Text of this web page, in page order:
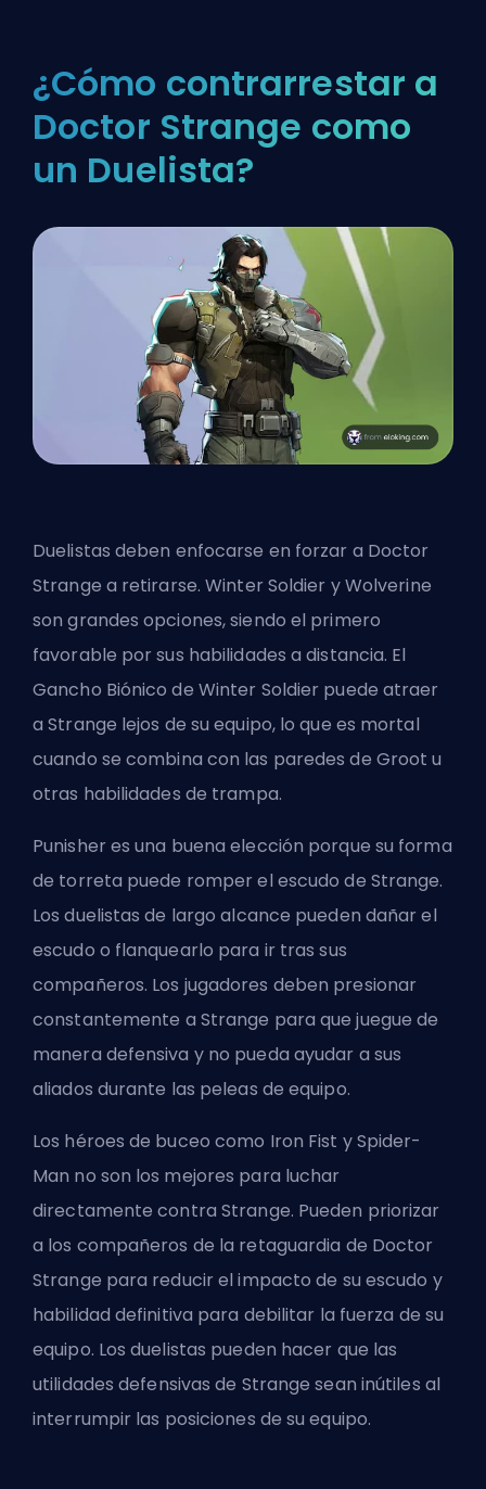
¿Cómo contrarrestar a
Doctor Strange como
un Duelista?
Duelistas deben enfocarse en forzar a Doctor
Strange a retirarse. Winter Soldier y Wolverine
son grandes opciones, siendo el primero
favorable por sus habilidades a distancia. El
Gancho Biónico de Winter Soldier puede atraer
a Strange lejos de su equipo, lo que es mortal
cuando se combina con las paredes de Groot u
otras habilidades de trampa.
Punisher es una buena elección porque su forma
de torreta puede romper el escudo de Strange.
Los duelistas de largo alcance pueden dañar el
escudo o flanquearlo para ir tras sus
compañeros. Los jugadores deben presionar
constantemente a Strange para que juegue de
manera defensiva y no pueda ayudar a sus
aliados durante las peleas de equipo.
Los héroes de buceo como Iron Fist y Spider-
Man no son los mejores para luchar
directamente contra Strange. Pueden priorizar
a los compañeros de la retaguardia de Doctor
Strange para reducir el impacto de su escudo y
habilidad definitiva para debilitar la fuerza de su
equipo. Los duelistas pueden hacer que las
utilidades defensivas de Strange sean inútiles al
interrumpir las posiciones de su equipo.